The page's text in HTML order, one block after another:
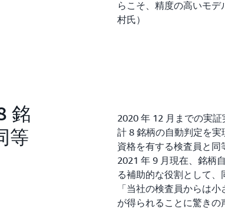
らこそ、精度の高いモデ
村氏）
銘
等
2020 年 12 月までの実
計 8 銘柄の自動判定を実
資格を有する検査員と同
2021 年 9 月現在、銘柄
る補助的な役割として、
「当社の検査員からは
が得られることに驚き